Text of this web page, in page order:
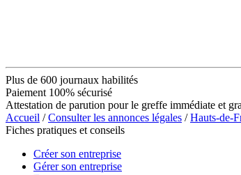
Plus de 600 journaux habilités
Paiement 100% sécurisé
Attestation de parution pour le greffe immédiate et
Accueil /Consulter les annonces légales /Hauts-de-
Fiches pratiques et conseils
Créer son entreprise
Gérer son entreprise